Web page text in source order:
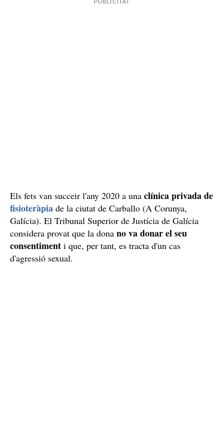
Els fets van succeir l'any 2020 a una clínica privada de
fisioteràpia de la ciutat de Carballo (A Corunya,
Galícia). El Tribunal Superior de Justícia de Galícia
considera provat que la dona no va donar el seu
consentiment i que, per tant, es tracta d'un cas
d'agressió sexual.